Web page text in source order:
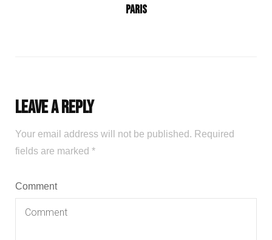
Paris
Leave a Reply
Your email address will not be published. Required
fields are marked *
Comment